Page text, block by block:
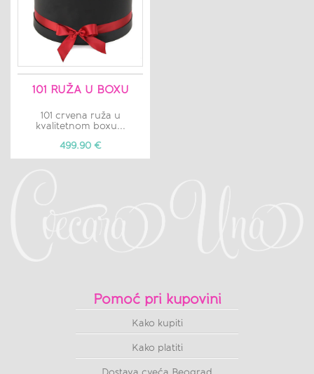
101 RUŽA U BOXU
101 crvena ruža u
kvalitetnom boxu...
499.90 €
Pomoć pri kupovini
Kako kupiti
Kako platiti